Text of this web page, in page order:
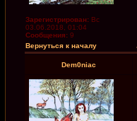
Зарегистрирован: Вс
03.06.2018, 01:04
Сообщения: 9
Вернуться к началу
Dem0niac